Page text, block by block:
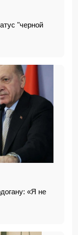
"черной
«Я не